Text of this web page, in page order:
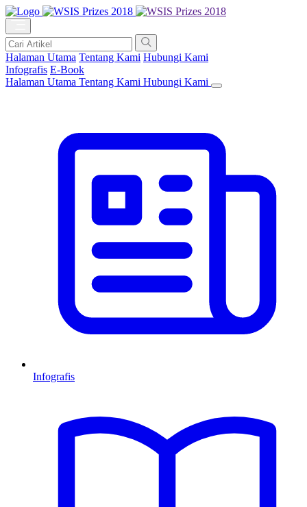
Halaman Utama Tentang Kami Hubungi Kami
Infografis E-Book
Halaman Utama Tentang Kami Hubungi Kami
Infografis